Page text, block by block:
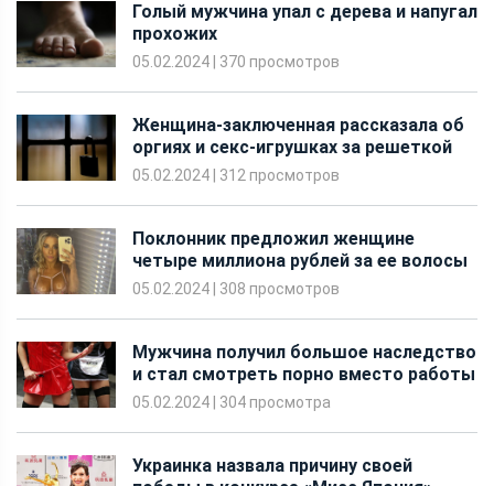
Голый мужчина упал с дерева и напугал
прохожих
05.02.2024 370 просмотров
Женщина-заключенная рассказала об
оргиях и секс-игрушках за решеткой
05.02.2024 312 просмотров
Поклонник предложил женщине
четыре миллиона рублей за ее волосы
05.02.2024 308 просмотров
Мужчина получил большое наследство
и стал смотреть порно вместо работы
05.02.2024 304 просмотра
Украинка назвала причину своей